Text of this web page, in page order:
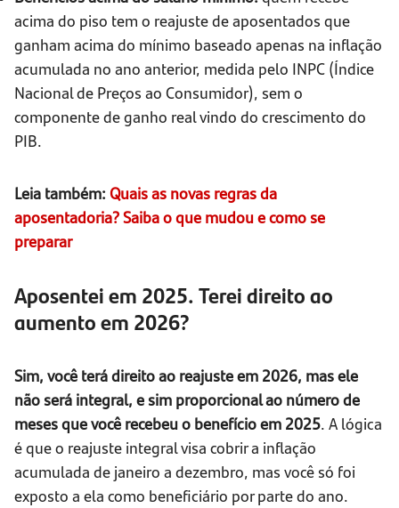
acima do piso tem o reajuste de aposentados que
ganham acima do mínimo baseado apenas na inflação
acumulada no ano anterior, medida pelo INPC (Índice
Nacional de Preços ao Consumidor), sem o
componente de ganho real vindo do crescimento do
PIB.
Leia também: Quais as novas regras da
aposentadoria? Saiba o que mudou e como se
preparar
Aposentei em 2025. Terei direito ao
aumento em 2026?
Sim, você terá direito ao reajuste em 2026, mas ele
não será integral, e sim proporcional ao número de
meses que você recebeu o benefício em 2025. A lógica
é que o reajuste integral visa cobrir a inflação
acumulada de janeiro a dezembro, mas você só foi
exposto a ela como beneficiário por parte do ano.